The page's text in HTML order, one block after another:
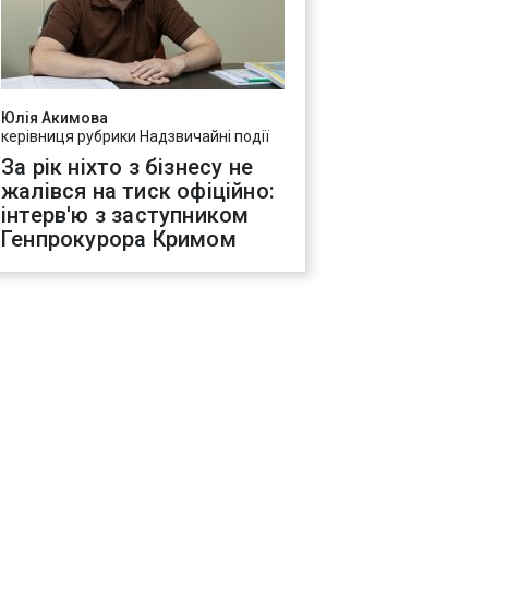
Юлія Акимова
керівниця рубрики Надзвичайні події
За рік ніхто з бізнесу не
жалівся на тиск офіційно:
інтерв'ю з заступником
Генпрокурора Кримом